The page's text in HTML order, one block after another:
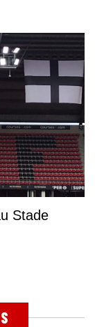
Stade